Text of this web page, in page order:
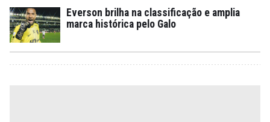
Everson brilha na classificação e amplia
marca histórica pelo Galo